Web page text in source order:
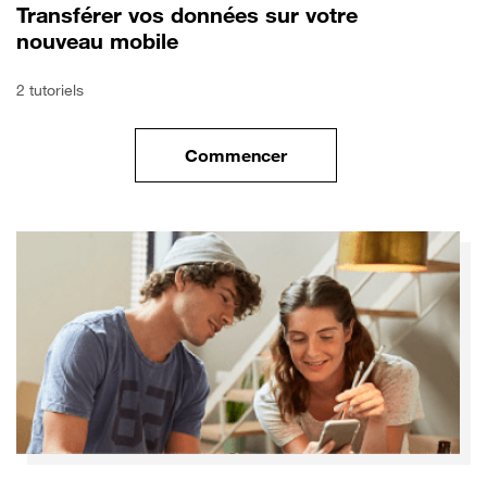
Transférer vos données sur votre
nouveau mobile
2 tutoriels
Commencerle tuto pour Transférer vos